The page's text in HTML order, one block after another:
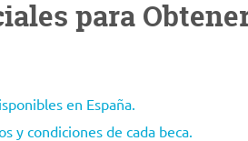
para
en España.
y condiciones de cada beca.